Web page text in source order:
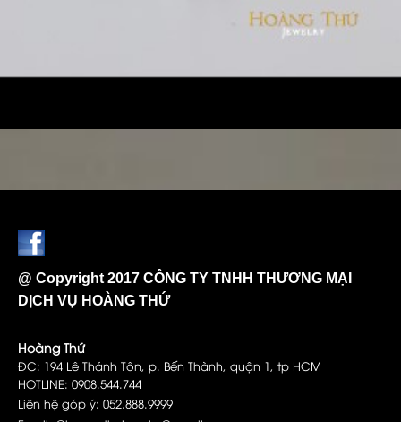
@ Copyright 2017 CÔNG TY TNHH THƯƠNG MẠI
DỊCH VỤ HOÀNG THỨ
Hoàng Thứ
ĐC: 194 Lê Thánh Tôn, p. Bến Thành, quận 1, tp HCM
HOTLINE: 0908.544.744
Liên hệ góp ý: 052.888.9999